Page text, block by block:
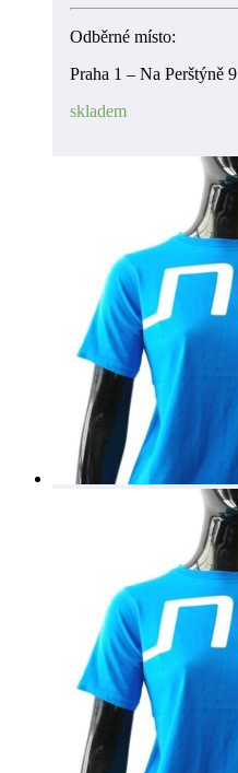
Odběrné místo:
Praha 1 – Na Perštýně 9
skladem